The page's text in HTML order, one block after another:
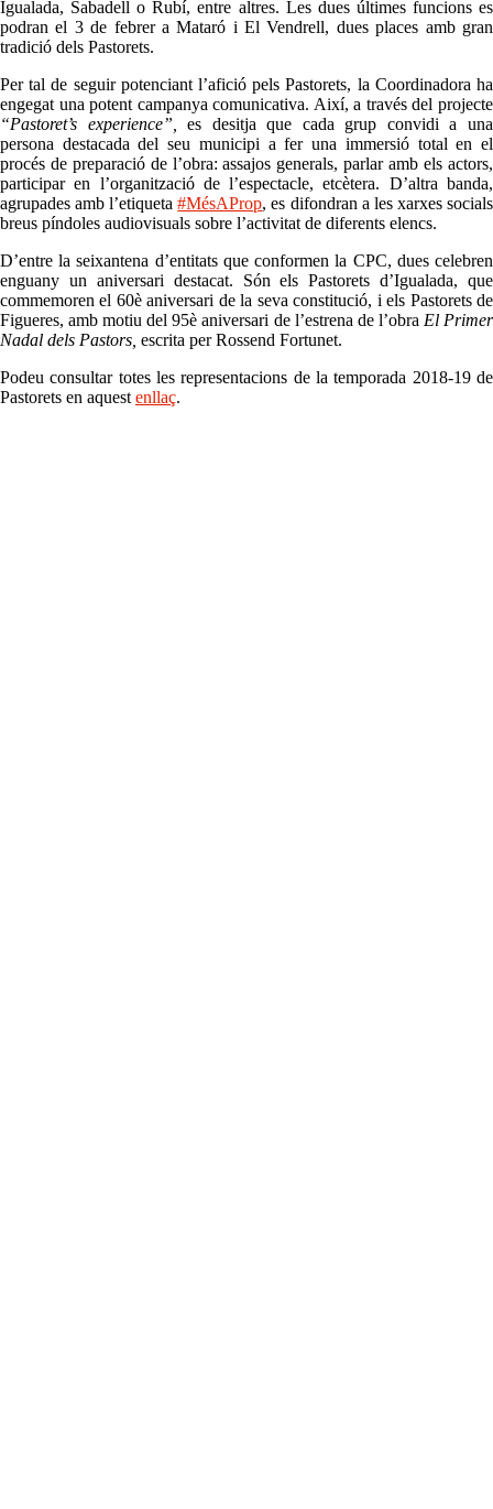
Igualada, Sabadell o Rubí, entre altres. Les dues últimes funcions es
podran el 3 de febrer a Mataró i El Vendrell, dues places amb gran
tradició dels Pastorets.
Per tal de seguir potenciant l’afició pels Pastorets, la Coordinadora ha
engegat una potent campanya comunicativa. Així, a través del projecte
“Pastoret’s experience”,es desitja que cada grup convidi a una
persona destacada del seu municipi a fer una immersió total en el
procés de preparació de l’obra: assajos generals, parlar amb els actors,
participar en l’organització de l’espectacle, etcètera. D’altra banda,
agrupades amb l’etiqueta#MésAProp, es difondran a les xarxes socials
breus píndoles audiovisuals sobre l’activitat de diferents elencs.
D’entre la seixantena d’entitats que conformen la CPC, dues celebren
enguany un aniversari destacat. Són els Pastorets d’Igualada, que
commemoren el 60è aniversari de la seva constitució, i els Pastorets de
Figueres, amb motiu del 95è aniversari de l’estrena de l’obra El Primer
Nadal dels Pastors, escrita per Rossend Fortunet.
Podeu consultar totes les representacions de la temporada 2018-19 de
Pastorets en aquestenllaç.